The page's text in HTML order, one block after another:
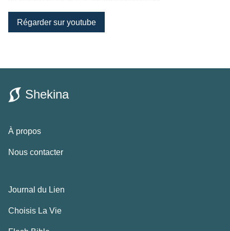
Régarder sur youtube
Shekina
À propos
Nous contacter
Journal du Lien
Choisis La Vie